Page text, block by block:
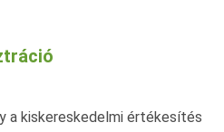
a kiskereskedelmi értékesítés